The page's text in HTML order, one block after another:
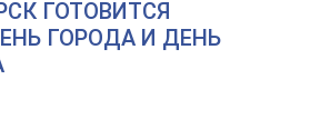
ГОТОВИТСЯ
ГОРОДА И ДЕНЬ